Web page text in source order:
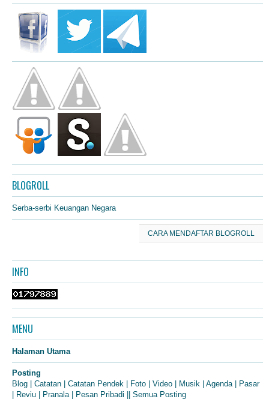
BLOGROLL
Serba-serbi Keuangan Negara
CARA MENDAFTAR BLOGROLL
INFO
MENU
Halaman Utama
Posting
Blog
Catatan Catatan Pendek Foto Video Musik Agenda|
Pasar
Reviu Pranala| Pesan Pribadi Semua Posting